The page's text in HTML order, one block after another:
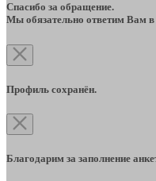
Спасибо за обращение.
Мы обязательно ответим Вам
Профиль сохранён.
Благодарим за заполнение